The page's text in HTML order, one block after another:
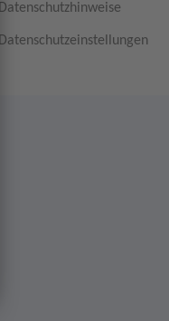
Datenschutzhinweise
Datenschutzeinstellungen